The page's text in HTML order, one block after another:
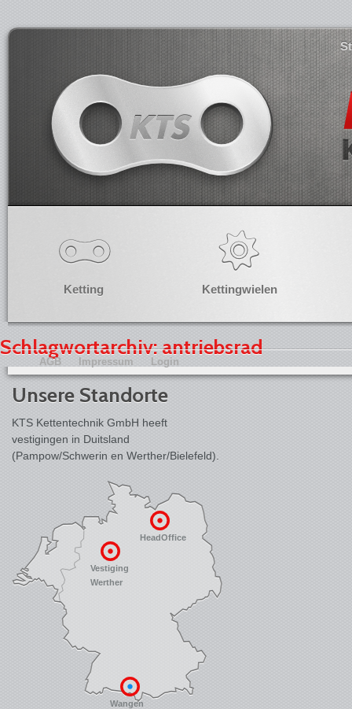
Ketting Kettingwielen
Schlagwortarchiv: antriebsrad
Unsere Standorte
KTS Kettentechnik GmbH heeft
vestigingen in Duitsland
(Pampow/Schwerin en Werther/Bielefeld).
HeadOffice
Vestiging
Werther
Wangen
AGB Impressum Login